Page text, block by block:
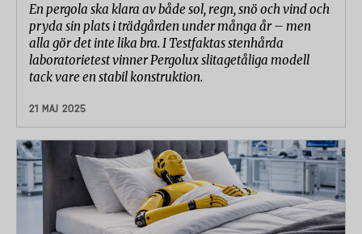
En pergola ska klara av både sol, regn, snö och vind och
pryda sin plats i trädgården under många år – men
alla gör det inte lika bra. I Testfaktas stenhårda
laboratorietest vinner Pergolux slitagetåliga modell
tack vare en stabil konstruktion.
21 MAJ 2025